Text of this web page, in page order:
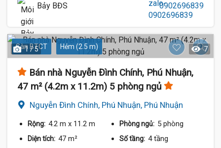
Bảy BĐS 0902696839
Sàn BTCT Hẻm (2.5 m)
1 / 5 7
Bán nhà Nguyễn Đình Chính, Phú Nhuận,
47 m² (4.2m x 11.2m) 5 phòng ngủ
Nguyễn Đình Chính, Phú Nhuận, Phú Nhuận
Rộng: 4.2 m x 11.2 m Phòng ngủ: 5 phòng
Diện tích: 47 m² Số tầng: 4 tầng